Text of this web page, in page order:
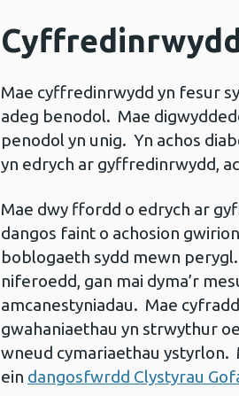
Mae cyffredinrwydd yn fesur
adeg benodol. Mae
penodol yn unig. Yn achos
yn edrych ar gyffredinrwydd,
Mae dwy ffordd o edrych ar
dangos faint o achosion
boblogaeth sydd mewn
niferoedd, gan mai dyma’r
amcanestyniadau. Mae
gwahaniaethau yn strwythur
wneud cymariaethau ystyrlon.
ein dangosfwrdd Clystyrau